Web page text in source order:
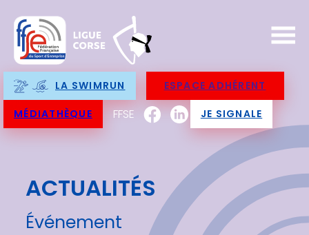
LA SWIMRUN ESPACE ADHÉRENT
MÉDIATHÈQUE FFSE JE SIGNALE
ACTUALITÉS
Événement